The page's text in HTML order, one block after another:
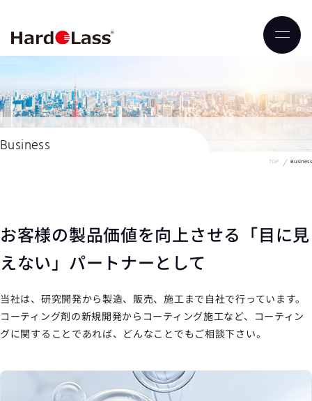
Business
TOP Business
お客様の製品価値を向上させる 「目に見
えない」パートナーとして
当社は、研究開発から製造、販売、施工まで自社で行っています。
コーティング剤の新規開発からコーティング施工など、コーティン
グに関することであれば、どんなことでもご相談下さい。